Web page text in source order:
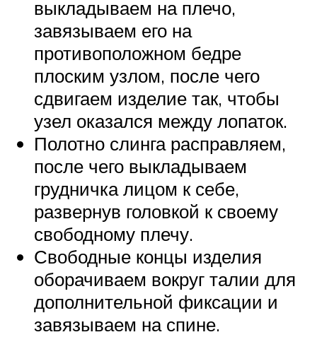
выкладываем на плечо,
завязываем его на
противоположном бедре
плоским узлом, после чего
сдвигаем изделие так, чтобы
узел оказался между лопаток.
Полотно слинга расправляем,
после чего выкладываем
грудничка лицом к себе,
развернув головкой к своему
свободному плечу.
Свободные концы изделия
оборачиваем вокруг талии для
дополнительной фиксации и
завязываем на спине.